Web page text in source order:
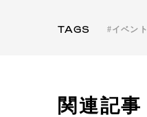
TAGS イベント
関連記事